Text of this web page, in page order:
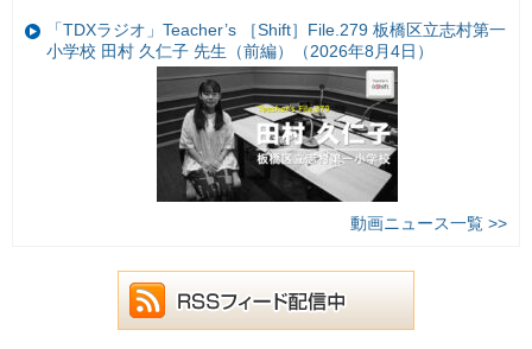
「TDXラジオ」Teacher’s ［Shift］File.279 板橋区立志村第一
小学校 田村 久仁子 先生（前編）（2026年8月4日）
動画ニュース一覧 >>